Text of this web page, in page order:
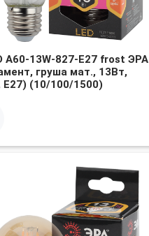
A60-13W-827-E27 frost ЭРА
груша мат., 13Вт,
Е27) (10/100/1500)